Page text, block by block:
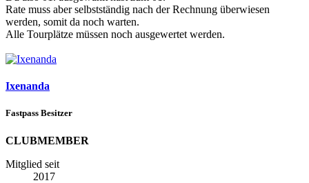
Rate muss aber selbstständig nach der Rechnung überwiesen
werden, somit da noch warten.
Alle Tourplätze müssen noch ausgewertet werden.
Ixenanda
Fastpass Besitzer
CLUBMEMBER
Mitglied seit
2017